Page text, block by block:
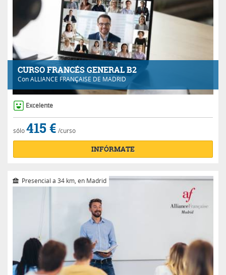
CURSO FRANCÉS GENERAL B2
ConALLIANCE FRANÇAISE DE MADRID
Excelente
sólo415 € /curso
INFÓRMATE
Presencial a 34 km, en Madrid